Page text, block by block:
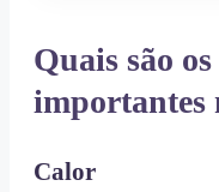
Quais são
importantes
Calor